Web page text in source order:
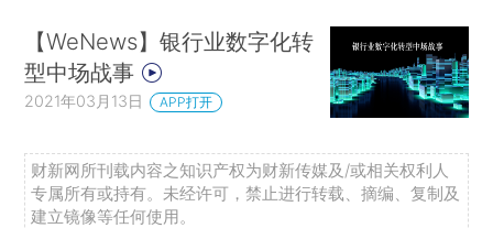
【WeNews】银行业数字化转
型中场战事
2021年03月13日 APP打开
财新网所刊载内容之知识产权为财新传媒及/或相关权利人
专属所有或持有。未经许可，禁止进行转载、摘编、复制及
建立镜像等任何使用。